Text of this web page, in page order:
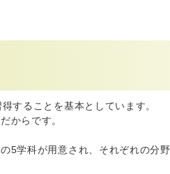
することを基本としています。
からです。
5学科が用意され、それぞれの分